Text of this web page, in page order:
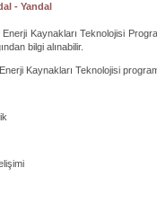
- Yandal
Enerji Kaynakları Teknolojisi
bilgi alınabilir.
Kaynakları Teknolojisi